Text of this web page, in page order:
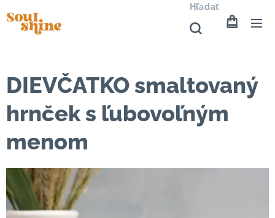
Hľadať
DIEVČATKO smaltovaný
hrnček s ľubovoľným
menom